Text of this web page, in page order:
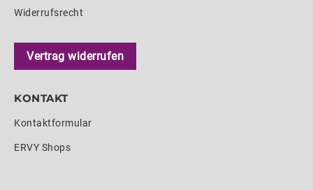
Widerrufsrecht
Vertrag widerrufen
KONTAKT
Kontaktformular
ERVY Shops